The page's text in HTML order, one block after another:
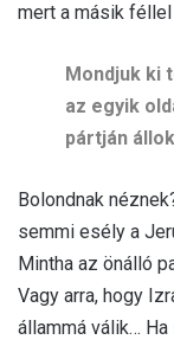
mert a másik
Mondjuk ki
az egyik
pártján
Bolondnak
semmi esély a
Mintha az önálló
Vagy arra, hogy
állammá válik…